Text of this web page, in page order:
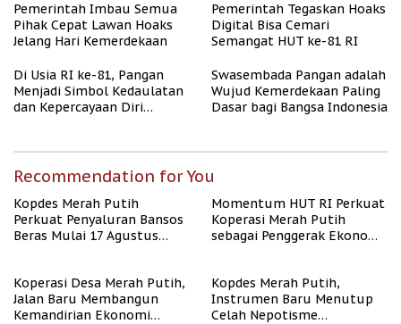
Pemerintah Imbau Semua
Pihak Cepat Lawan Hoaks
Jelang Hari Kemerdekaan
Pemerintah Tegaskan Hoaks
Digital Bisa Cemari
Semangat HUT ke-81 RI
Di Usia RI ke-81, Pangan
Menjadi Simbol Kedaulatan
dan Kepercayaan Diri
Swasembada Pangan adalah
Wujud Kemerdekaan Paling
Dasar bagi Bangsa Indonesia
Recommendation for You
Kopdes Merah Putih
Perkuat Penyaluran Bansos
Beras Mulai 17 Agustus
Momentum HUT RI Perkuat
Koperasi Merah Putih
sebagai Penggerak Ekonomi
Koperasi Desa Merah Putih,
Jalan Baru Membangun
Kemandirian Ekonomi
Kopdes Merah Putih,
Instrumen Baru Menutup
Celah Nepotisme